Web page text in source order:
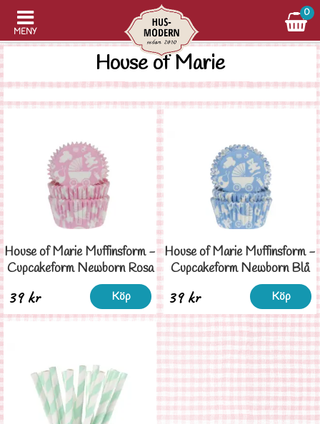
MENY
0
House of Marie
House of Marie Muffinsform -
Cupcakeform Newborn Rosa
39 kr Köp
House of Marie Muffinsform -
Cupcakeform Newborn Blå
39 kr Köp